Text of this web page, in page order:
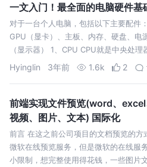
一文入门！最全面的电脑硬件基
对于一台个人电脑，包括以下主要配件：
GPU（显卡）、主板、内存、硬盘、电
（显示器） 1、CPU CPU就是中央处理
机中相当于人的大脑，没有这个大脑，
Hyinglin 3年前 1.6k 2
前端实现文件预览(word、
视频、图片、文本) 国际化
前言 在这之前公司项目的文档预览的方
微软在线预览服务，但是微软的在线服
小限制，想完整使用得花钱，一些图片